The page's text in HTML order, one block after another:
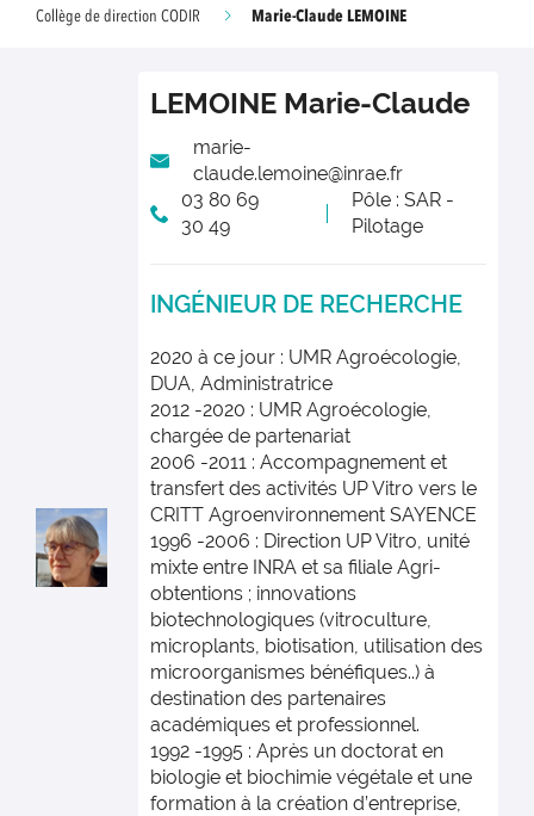
Collège de direction CODIR
Marie-Claude LEMOINE
LEMOINE Marie-Claude
marie-
claude.lemoine@inrae.fr
03 80 69
30 49
Pôle : SAR -
Pilotage
INGÉNIEUR DE RECHERCHE
2020 à ce jour : UMR Agroécologie,
DUA, Administratrice
2012 -2020 : UMR Agroécologie,
chargée de partenariat
2006 -2011 : Accompagnement et
transfert des activités UP Vitro vers le
CRITT Agroenvironnement SAYENCE
1996 -2006 : Direction UP Vitro, unité
mixte entre INRA et sa filiale Agri-
obtentions ; innovations
biotechnologiques (vitroculture,
microplants, biotisation, utilisation des
microorganismes bénéfiques..) à
destination des partenaires
académiques et professionnel.
1992 -1995 : Après un doctorat en
biologie et biochimie végétale et une
formation à la création d’entreprise,